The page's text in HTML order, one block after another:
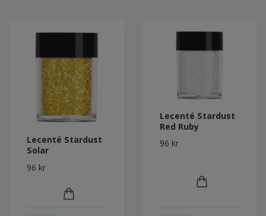
Lecenté Stardust
Solar
96 kr
Lecenté Stardust
Red Ruby
96 kr